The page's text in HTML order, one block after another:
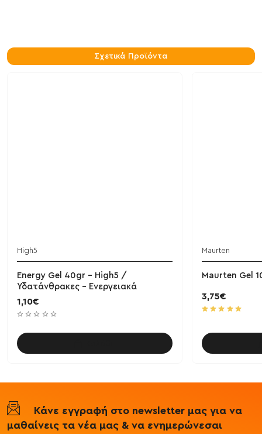
Σχετικά Προϊόντα
High5
Energy Gel 40gr - High5 /
Υδατάνθρακες - Ενεργειακά
1,10€
Maurten
Maurten Gel
3,75€
Κάνε εγγραφή στο newsletter μας για να
μαθαίνεις τα νέα μας & να ενημερώνεσαι